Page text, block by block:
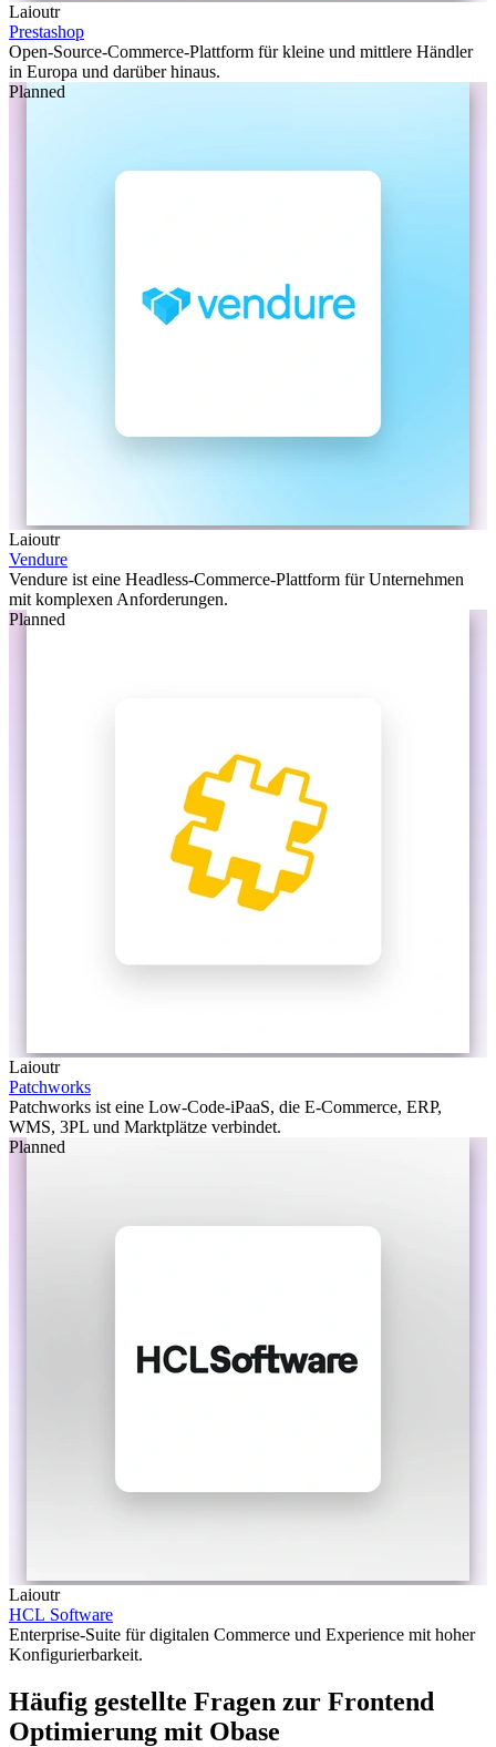
Laioutr
Prestashop
Open-Source-Commerce-Plattform für kleine und mittlere Händler
in Europa und darüber hinaus.
Planned
Laioutr
Vendure
Vendure ist eine Headless-Commerce-Plattform für Unternehmen
mit komplexen Anforderungen.
Planned
Laioutr
Patchworks
Patchworks ist eine Low-Code-iPaaS, die E-Commerce, ERP,
WMS, 3PL und Marktplätze verbindet.
Planned
Laioutr
HCL Software
Enterprise-Suite für digitalen Commerce und Experience mit hoher
Konfigurierbarkeit.
Häufig gestellte Fragen zur Frontend
Optimierung mit Obase